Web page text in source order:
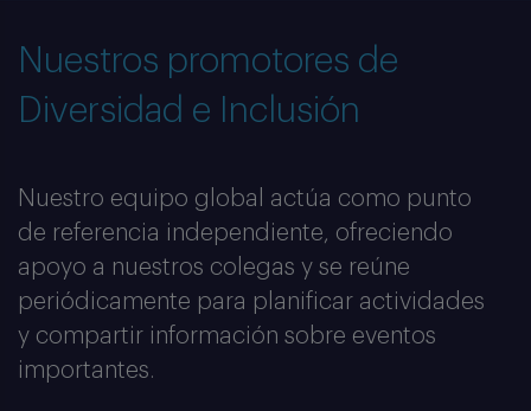
Nuestros promotores de
Diversidad e Inclusión
Nuestro equipo global actúa como punto
de referencia independiente, ofreciendo
apoyo a nuestros colegas y se reúne
periódicamente para planificar actividades
y compartir información sobre eventos
importantes.